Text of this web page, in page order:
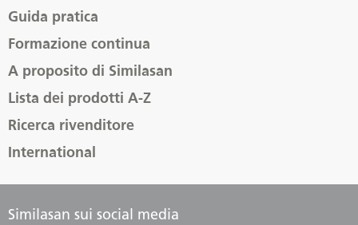
Guida pratica
Formazione continua
A proposito di Similasan
Lista dei prodotti A-Z
Ricerca rivenditore
International
Similasan sui social media